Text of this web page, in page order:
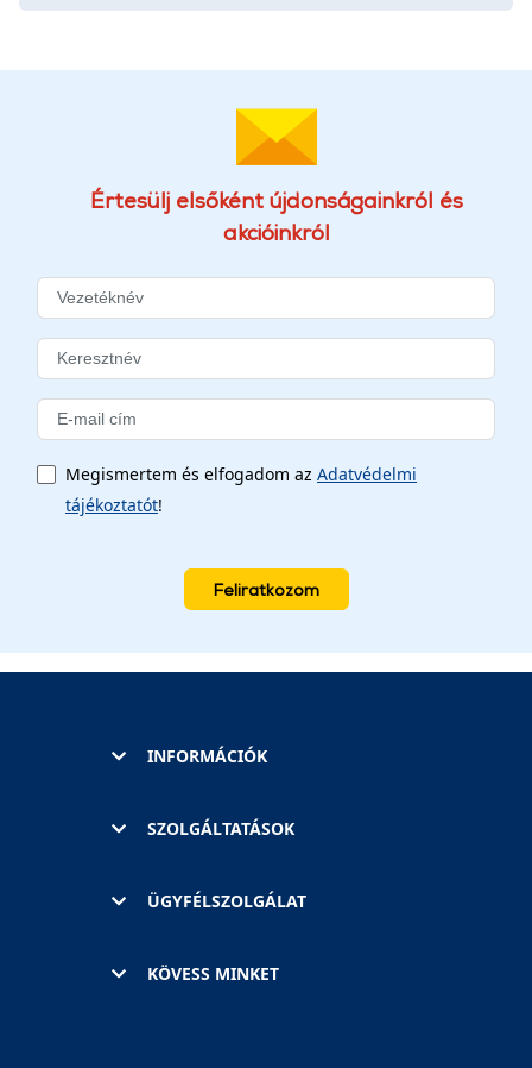
Értesülj elsőként újdonságainkról és
akcióinkról
Megismertem és elfogadom az Adatvédelmi
tájékoztatót!
Feliratkozom
INFORMÁCIÓK
SZOLGÁLTATÁSOK
ÜGYFÉLSZOLGÁLAT
KÖVESS MINKET